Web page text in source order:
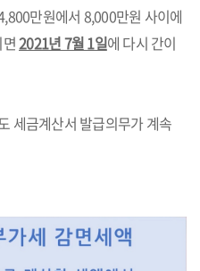
만원에서 8,000만원 사이에
2021년 7월 1일에 다시 간이
세금계산서 발급의무가 계속